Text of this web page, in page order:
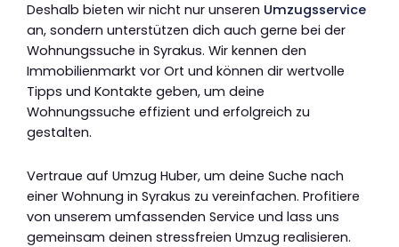
Deshalb bieten wir nicht nur unseren Umzugsservice
an, sondern unterstützen dich auch gerne bei der
Wohnungssuche in Syrakus. Wir kennen den
Immobilienmarkt vor Ort und können dir wertvolle
Tipps und Kontakte geben, um deine
Wohnungssuche effizient und erfolgreich zu
gestalten.
Vertraue auf Umzug Huber, um deine Suche nach
einer Wohnung in Syrakus zu vereinfachen. Profitiere
von unserem umfassenden Service und lass uns
gemeinsam deinen stressfreien Umzug realisieren.